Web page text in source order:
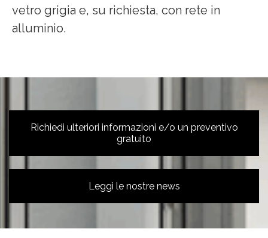
vetro grigia e, su richiesta, con rete in
alluminio.
Richiedi ulteriori informazioni e/o un preventivo
gratuito
Leggi le nostre news